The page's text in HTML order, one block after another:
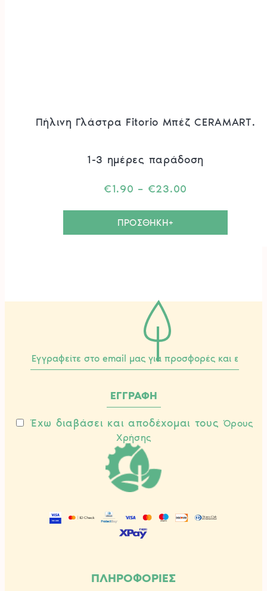
Πήλινη Γλάστρα Fitorio Μπέζ CERAMART.
1-3 ημέρες παράδοση
€1.90 – €23.00
ΠΡΟΣΘΗΚΗ+
Αυτό
προϊόν
στη
Έχω διαβάσει και αποδέχομαι τουςΌρους
Χρήσης
ΠΛΗΡΟΦΟΡΙΕΣ